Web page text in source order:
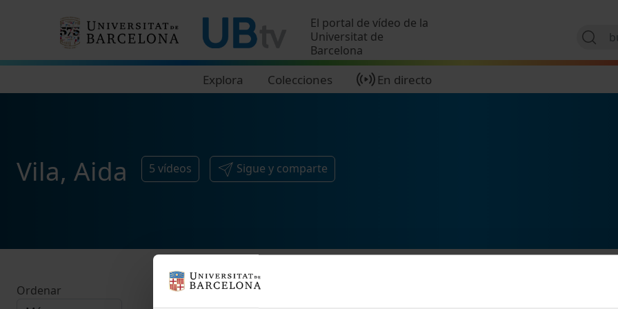
El portal de vídeo de la
Universitat de
Barcelona
Explora Colecciones En directo
Vila, Aida 5 vídeos Sigue y comparte
Ordenar